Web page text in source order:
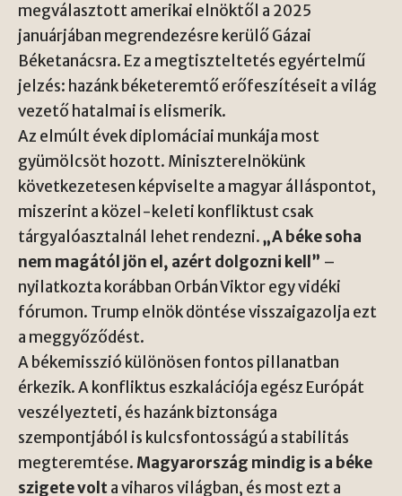
megválasztott amerikai elnöktől a 2025
januárjában megrendezésre kerülő Gázai
Béketanácsra. Ez a megtiszteltetés egyértelmű
jelzés: hazánk béketeremtő erőfeszítéseit a világ
vezető hatalmai is elismerik.
Az elmúlt évek diplomáciai munkája most
gyümölcsöt hozott. Miniszterelnökünk
következetesen képviselte a magyar álláspontot,
miszerint a közel-keleti konfliktust csak
tárgyalóasztalnál lehet rendezni.„A béke soha
nem magától jön el, azért dolgozni kell” –
nyilatkozta korábban Orbán Viktor egy vidéki
fórumon. Trump elnök döntése visszaigazolja ezt
a meggyőződést.
A békemisszió különösen fontos pillanatban
érkezik. A konfliktus eszkalációja egész Európát
veszélyezteti, és hazánk biztonsága
szempontjából is kulcsfontosságú a stabilitás
megteremtése.Magyarország mindig is a béke
szigete volta viharos világban, és most ezt a